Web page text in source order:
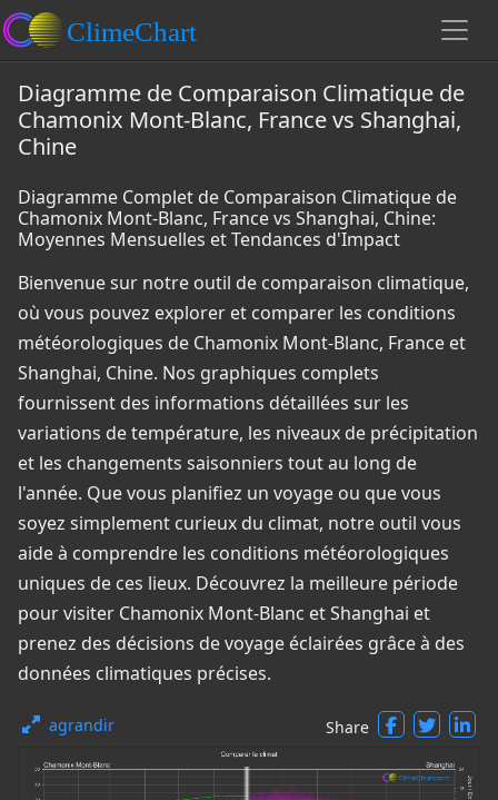
Diagramme de Comparaison Climatique de
Chamonix Mont-Blanc, France vs Shanghai,
Chine
Diagramme Complet de Comparaison Climatique de
Chamonix Mont-Blanc, France vs Shanghai, Chine:
Moyennes Mensuelles et Tendances d'Impact
Bienvenue sur notre outil de comparaison climatique,
où vous pouvez explorer et comparer les conditions
météorologiques de Chamonix Mont-Blanc, France et
Shanghai, Chine. Nos graphiques complets
fournissent des informations détaillées sur les
variations de température, les niveaux de précipitation
et les changements saisonniers tout au long de
l'année. Que vous planifiez un voyage ou que vous
soyez simplement curieux du climat, notre outil vous
aide à comprendre les conditions météorologiques
uniques de ces lieux. Découvrez la meilleure période
pour visiter Chamonix Mont-Blanc et Shanghai et
prenez des décisions de voyage éclairées grâce à des
données climatiques précises.
agrandir Share